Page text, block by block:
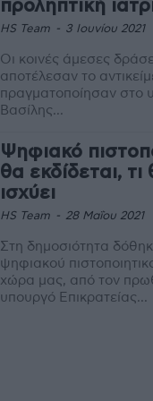
προληπτική
HS Team - 3 Ιουνίου 2021
Οι κοινές άμεσες
αποτέλεσαν το
πραγματοποίησαν στο
Βασίλης...
Ψηφιακό
θα εκδίδεται,
ισχύει
HS Team - 28 Μαΐου 2021
Στη δημοσιότητα
ψηφιακού
χώρα μας, από τον
υπουργό Επικρατείας...